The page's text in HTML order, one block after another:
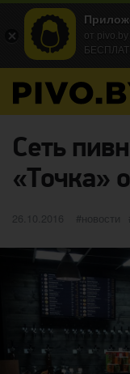
Сеть
«Точка»
Опубликовано
26.10.2016 категории
новости
от pivo.by